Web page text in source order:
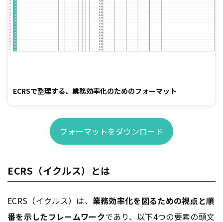
ECRSで整理する、業務効率化のためのフォーマット
フォーマットをダウンロード
ECRS（イクルス）とは
ECRS（イクルス）は、 業務効率化を図るための視点と順
番を示したフレームワークであり、以下4つの要素の頭文